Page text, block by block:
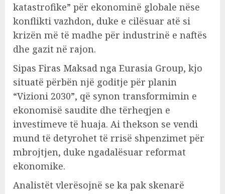
katastrofike” për ekonominë globale nëse
konflikti vazhdon, duke e cilësuar atë si
krizën më të madhe për industrinë e naftës
dhe gazit në rajon.
Sipas Firas Maksad nga Eurasia Group, kjo
situatë përbën një goditje për planin
“Vizioni 2030”, që synon transformimin e
ekonomisë saudite dhe tërheqjen e
investimeve të huaja. Ai thekson se vendi
mund të detyrohet të rrisë shpenzimet për
mbrojtjen, duke ngadalësuar reformat
ekonomike.
Analistët vlerësojnë se ka pak skenarë